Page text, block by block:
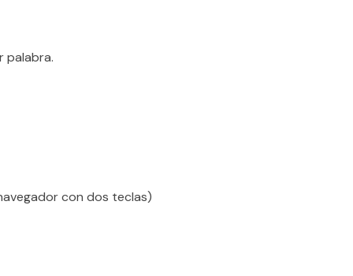
palabra.
con dos teclas)